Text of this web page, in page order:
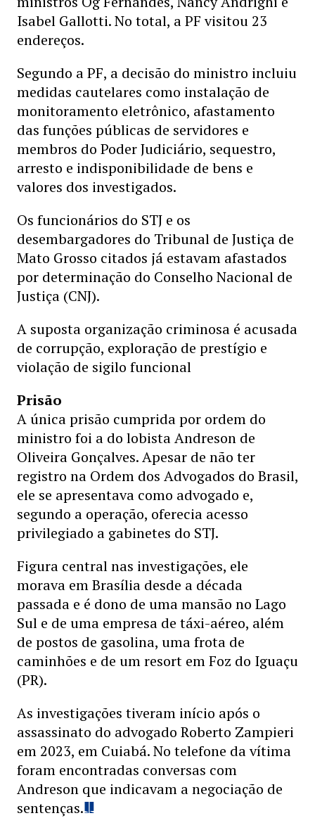
Isabel Gallotti. No total, a PF visitou 23
endereços.
Segundo a PF, a decisão do ministro incluiu
medidas cautelares como instalação de
monitoramento eletrônico, afastamento
das funções públicas de servidores e
membros do Poder Judiciário, sequestro,
arresto e indisponibilidade de bens e
valores dos investigados.
Os funcionários do STJ e os
desembargadores do Tribunal de Justiça de
Mato Grosso citados já estavam afastados
por determinação do Conselho Nacional de
Justiça (CNJ).
A suposta organização criminosa é acusada
de corrupção, exploração de prestígio e
violação de sigilo funcional
Prisão
A única prisão cumprida por ordem do
ministro foi a do lobista Andreson de
Oliveira Gonçalves. Apesar de não ter
registro na Ordem dos Advogados do Brasil,
ele se apresentava como advogado e,
segundo a operação, oferecia acesso
privilegiado a gabinetes do STJ.
Figura central nas investigações, ele
morava em Brasília desde a década
passada e é dono de uma mansão no Lago
Sul e de uma empresa de táxi-aéreo, além
de postos de gasolina, uma frota de
caminhões e de um resort em Foz do Iguaçu
(PR).
As investigações tiveram início após o
assassinato do advogado Roberto Zampieri
em 2023, em Cuiabá. No telefone da vítima
foram encontradas conversas com
Andreson que indicavam a negociação de
sentenças.